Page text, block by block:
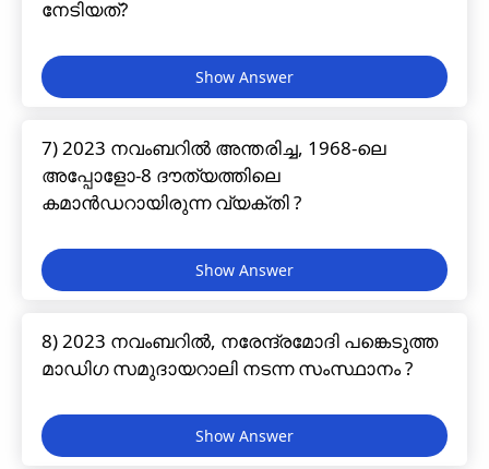
നേടിയത്?
7) 2023 നവംബറിൽ അന്തരിച്ച, 1968-ലെ
അപ്പോളോ-8 ദൗത്യത്തിലെ
കമാൻഡറായിരുന്ന വ്യക്തി ?
8) 2023 നവംബറിൽ, നരേന്ദ്രമോദി പങ്കെടുത്ത
മാഡിഗ സമുദായറാലി നടന്ന സംസ്ഥാനം ?